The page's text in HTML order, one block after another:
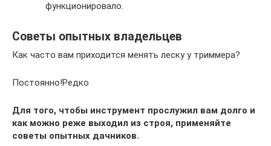
функционировало.
Советы опытных владельцев
Как часто вам приходится менять леску у триммера?
Постоянно!Редко
Для того, чтобы инструмент прослужил вам долго и
как можно реже выходил из строя, применяйте
советы опытных дачников.